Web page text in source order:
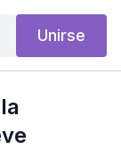
Unirse